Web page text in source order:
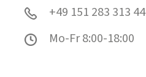
+49 151 283 313 44
Mo-Fr 8:00-18:00